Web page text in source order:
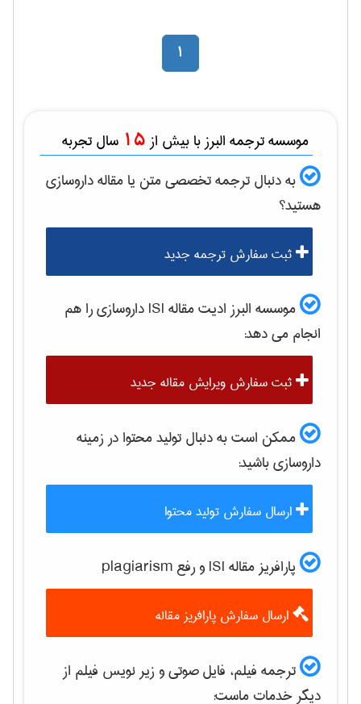
1
موسسه ترجمه البرز با بیش از 15 سال تجربه
به دنبال ترجمه تخصصی متن یا مقالهداروسازی
هستید؟
ثبت سفارش ترجمه جدید
موسسه البرز ادیت مقاله ISI داروسازیرا هم
انجام می دهد:
ثبت سفارش ویرایش مقاله جدید
ممکن است به دنبال تولید محتوا در زمینه
داروسازیباشید:
ارسال سفارش تولید محتوا
پارافریز مقاله ISI و رفع plagiarism
ارسال سفارش پارافریز مقاله
ترجمه فیلم، فایل صوتی و زیر نویس فیلم از
دیگر خدمات ماست: